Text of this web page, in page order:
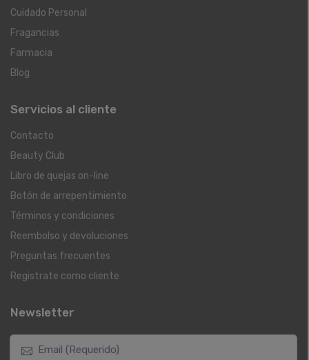
Cuidado Personal
Fragancias
Farmacia
Blog
Servicios al cliente
Contacto
Beauty Club
Libro de quejas on-line
Botón de arrepentimiento
Términos y condiciones
Reembolso y devoluciones
Preguntas frecuentes
Registrate como cliente
Newsletter